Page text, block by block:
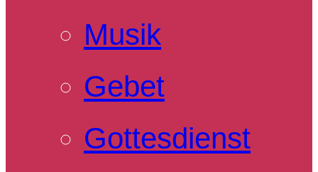
Musik
Gebet
Gottesdienst